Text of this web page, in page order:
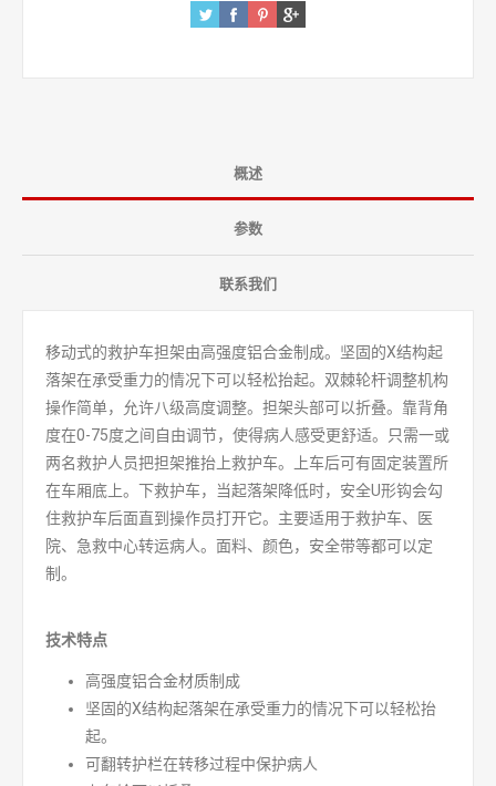
概述
参数
联系我们
移动式的救护车担架由高强度铝合金制成。坚固的X结构起
落架在承受重力的情况下可以轻松抬起。双棘轮杆调整机构
操作简单，允许八级高度调整。担架头部可以折叠。靠背角
度在0-75度之间自由调节，使得病人感受更舒适。只需一或
两名救护人员把担架推抬上救护车。上车后可有固定装置所
在车厢底上。下救护车，当起落架降低时，安全U形钩会勾
住救护车后面直到操作员打开它。主要适用于救护车、医
院、急救中心转运病人。面料、颜色，安全带等都可以定
制。
技术特点
高强度铝合金材质制成
坚固的X结构起落架在承受重力的情况下可以轻松抬
起。
可翻转护栏在转移过程中保护病人